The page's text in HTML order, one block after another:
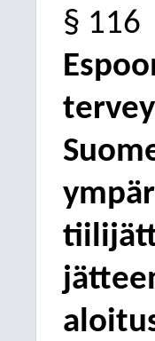
§ 116